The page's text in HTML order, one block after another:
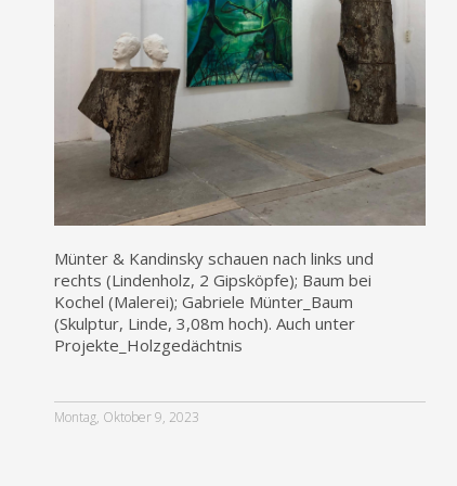
Münter & Kandinsky schauen nach links und
rechts (Lindenholz, 2 Gipsköpfe); Baum bei
Kochel (Malerei); Gabriele Münter_Baum
(Skulptur, Linde, 3,08m hoch). Auch unter
Projekte_Holzgedächtnis
Montag, Oktober 9, 2023